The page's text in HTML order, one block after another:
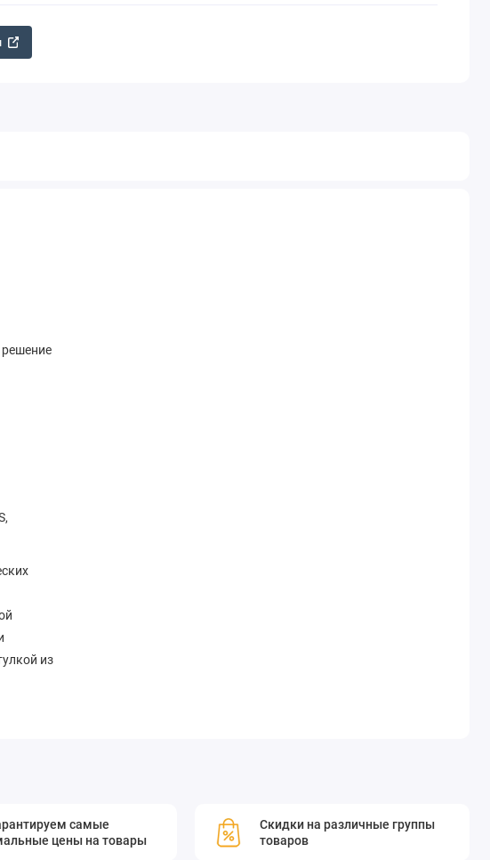
из
например, OMT25A-S)
самые
цены на товары
Скидки на различные группы
товаров